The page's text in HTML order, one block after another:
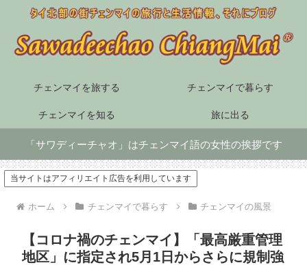
チェンマイを旅する チェンマイで暮らす
チェンマイを知る 旅に出る
「サワディーチャオ」はチェンマイ語の女性の挨拶です
当サイトはアフィリエイト広告を利用しています
ホーム チェンマイで暮らす チェンマイの風景
【コロナ禍のチェンマイ】「最高厳重管理
地区」に指定され5月1日からさらに規制強